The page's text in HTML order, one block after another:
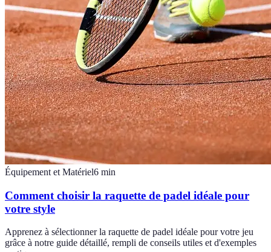
Équipement et Matériel6 min
Comment choisir la raquette de padel idéale pour
votre style
Apprenez à sélectionner la raquette de padel idéale pour votre jeu
grâce à notre guide détaillé, rempli de conseils utiles et d'exemples